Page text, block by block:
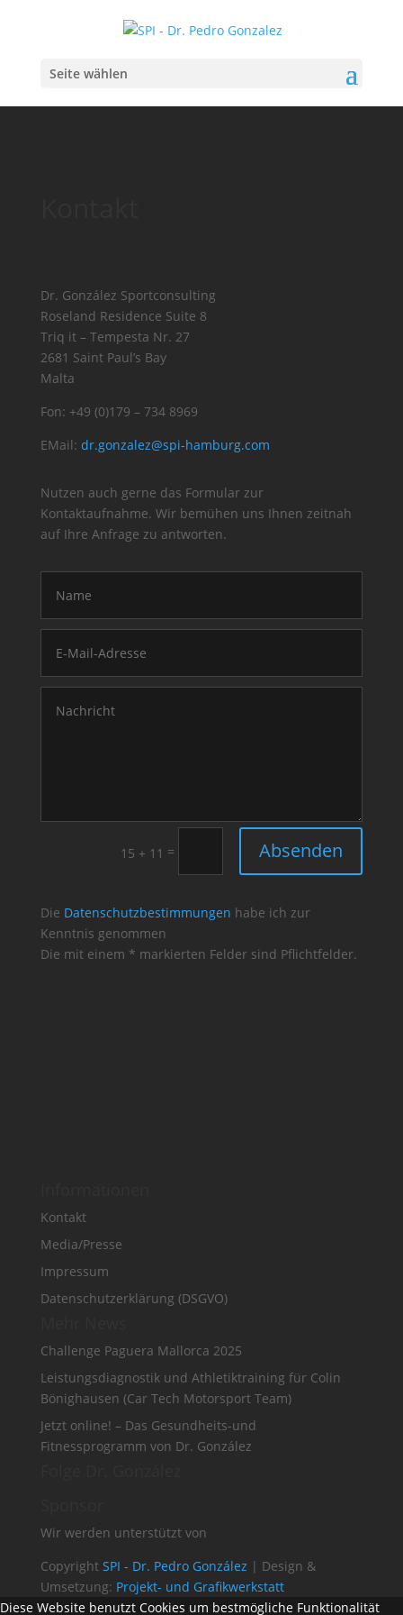
Seite wählen
Dr. González Sportconsulting
Roseland Residence Suite 8
Triq it – Tempesta Nr. 27
2681 Saint Paul’s Bay
Malta
Fon: +49 (0)179 – 734 8969
EMail: dr.gonzalez@spi-hamburg.com
Nutzen auch gerne das Formular zur
Kontaktaufnahme. Wir bemühen uns Ihnen zeitnah
auf Ihre Anfrage zu antworten.
15 + 11 = Absenden
Die Datenschutzbestimmungen habe ich zur
Kenntnis genommen
Die mit einem * markierten Felder sind Pflichtfelder.
Kontakt
Media/Presse
Impressum
Datenschutzerklärung (DSGVO)
Challenge Paguera Mallorca 2025
Leistungsdiagnostik und Athletiktraining für Colin
Bönighausen (Car Tech Motorsport Team)
Jetzt online! – Das Gesundheits-und
Fitnessprogramm von Dr. González
Wir werden unterstützt von
Copyright SPI - Dr. Pedro González | Design &
Umsetzung: Projekt- und Grafikwerkstatt
Diese Website benutzt Cookies um bestmögliche Funktionalität